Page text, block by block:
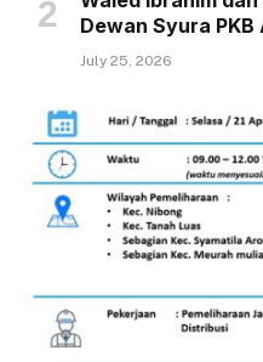
Dewan Syura
July 25, 2026